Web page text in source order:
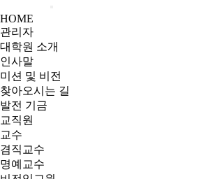
HOME
관리자
대학원 소개
인사말
미션 및 비전
찾아오시는 길
발전 기금
교직원
교수
겸직교수
명예교수